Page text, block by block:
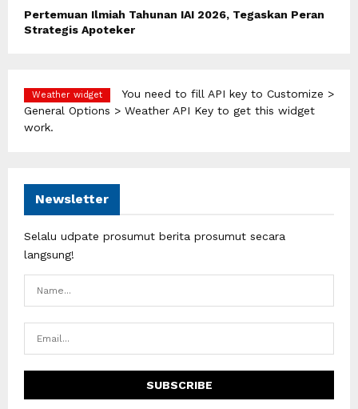
Pertemuan Ilmiah Tahunan IAI 2026, Tegaskan Peran
Strategis Apoteker
Weather widget
You need to fill API key to Customize >
General Options > Weather API Key to get this widget
work.
Newsletter
Selalu udpate prosumut berita prosumut secara
langsung!